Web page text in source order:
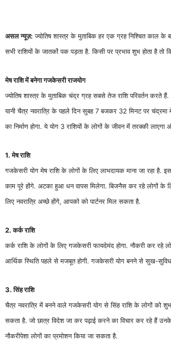
असल न्यूज़: ज्योतिष शास्त्र के मुताबिक हर एक ग्रह निश्चित काल के
सभी राशियों के जातकों पक पड़ता है. किसी पर प्रभाव शुभ होता है तो
मेष राशि में बनेगा गजकेसरी राजयोग
ज्योतिष शास्त्र के मुताबिक चंद्र ग्रह सबसे तेज राशि परिवर्तन
यानी चैत्र नवरात्रि के पहले दिन सुबह 7 बजकर 32 मिनट पर
का निर्माण होगा. ये योग 3 राशियों के लोगों के जीवन में तरक्की
1. मेष राशि
गजकेसरी योग मेष राशि के लोगों के लिए लाभदायक माना जा रहा
काम पूरे होंगे. अटका हुआ धन वापस मिलेगा. बिजनैस कर रहे लोगों के
लिए नवरात्रि अच्छे होंगे, आपको को पार्टनर मिल सकता है.
2. कर्क राशि
कर्क राशि के लोगों के लिए गजकेसरी फायदेमंद होगा. नौकरी कर रहे
आर्थिक स्थिति पहले से मजबूत होगी. गजकेसरी योग बनने से सुख-
3. सिंह राशि
चैत्र नवरात्रि में बनने वाले गजकेसरी योग से सिंह राशि के लोगों को
सकता है. जो छात्र विदेश जा कर पढ़ाई करने का विचार कर रहे हैं
नौकरीपेशा लोगों का प्रमोशन किया जा सकता है.